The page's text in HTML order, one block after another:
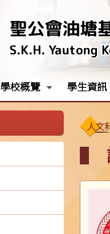
聖公會油塘
S.K.H. Yautong
學校概覽 學生資訊
人文